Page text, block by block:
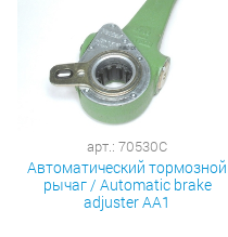
арт.: 70530C
Автоматический тормозной
рычаг / Automatic brake
adjuster AA1